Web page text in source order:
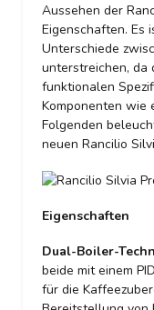
Aussehen der
Eigenschaften. Es
Unterschiede
unterstreichen, da
funktionalen
Komponenten wie
Folgenden
neuen Rancilio
Eigenschaften
Dual-Boiler-
beide mit einem
für die